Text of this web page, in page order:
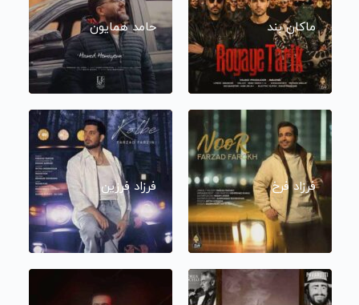
ماکان بند حامد همایون
فرزاد فرخ فرزاد فرزین